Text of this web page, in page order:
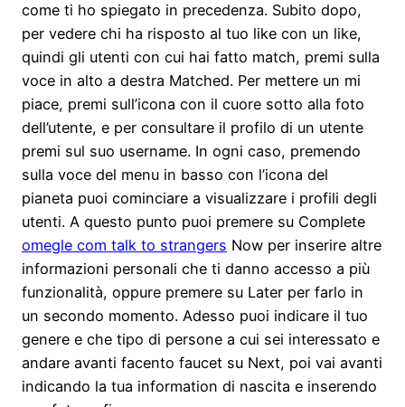
come ti ho spiegato in precedenza. Subito dopo,
per vedere chi ha risposto al tuo like con un like,
quindi gli utenti con cui hai fatto match, premi sulla
voce in alto a destra Matched. Per mettere un mi
piace, premi sull’icona con il cuore sotto alla foto
dell’utente, e per consultare il profilo di un utente
premi sul suo username. In ogni caso, premendo
sulla voce del menu in basso con l’icona del
pianeta puoi cominciare a visualizzare i profili degli
utenti. A questo punto puoi premere su Complete
omegle com talk to strangers Now per inserire altre
informazioni personali che ti danno accesso a più
funzionalità, oppure premere su Later per farlo in
un secondo momento. Adesso puoi indicare il tuo
genere e che tipo di persone a cui sei interessato e
andare avanti facento faucet su Next, poi vai avanti
indicando la tua information di nascita e inserendo